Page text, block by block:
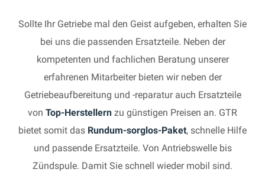
Sollte Ihr Getriebe mal den Geist aufgeben, erhalten Sie
bei uns die passenden Ersatzteile. Neben der
kompetenten und fachlichen Beratung unserer
erfahrenen Mitarbeiter bieten wir neben der
Getriebeaufbereitung und -reparatur auch Ersatzteile
von Top-Herstellern zu günstigen Preisen an. GTR
bietet somit das Rundum-sorglos-Paket, schnelle Hilfe
und passende Ersatzteile. Von Antriebswelle bis
Zündspule. Damit Sie schnell wieder mobil sind.